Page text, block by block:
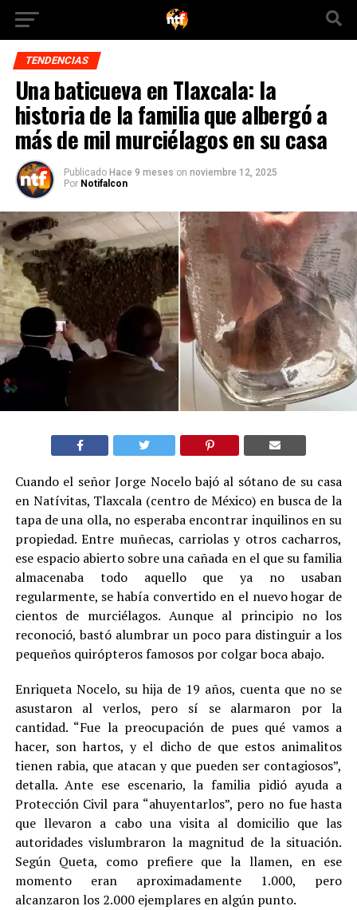
TENDENCIAS
Una baticueva en Tlaxcala: la
historia de la familia que albergó a
más de mil murciélagos en su casa
Publicado Hace 9 meses on noviembre 12, 2025
Por Notifalcon
Cuando el señor Jorge Nocelo bajó al sótano de su casa
en Natívitas, Tlaxcala (centro de México) en busca de la
tapa de una olla, no esperaba encontrar inquilinos en su
propiedad. Entre muñecas, carriolas y otros cacharros,
ese espacio abierto sobre una cañada en el que su familia
almacenaba todo aquello que ya no usaban
regularmente, se había convertido en el nuevo hogar de
cientos de murciélagos. Aunque al principio no los
reconoció, bastó alumbrar un poco para distinguir a los
pequeños quirópteros famosos por colgar boca abajo.
Enriqueta Nocelo, su hija de 19 años, cuenta que no se
asustaron al verlos, pero sí se alarmaron por la
cantidad. “Fue la preocupación de pues qué vamos a
hacer, son hartos, y el dicho de que estos animalitos
tienen rabia, que atacan y que pueden ser contagiosos”,
detalla. Ante ese escenario, la familia pidió ayuda a
Protección Civil para “ahuyentarlos”, pero no fue hasta
que llevaron a cabo una visita al domicilio que las
autoridades vislumbraron la magnitud de la situación.
Según Queta, como prefiere que la llamen, en ese
momento eran aproximadamente 1.000, pero
alcanzaron los 2.000 ejemplares en algún punto.